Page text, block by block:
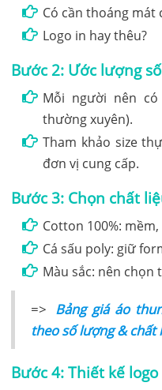
Có cần thoáng
Logo in hay thêu?
Bước 2: Ước lượng
Mỗi người nên
thường xuyên).
Tham khảo size
đơn vị cung cấp.
Bước 3: Chọn chất
Cotton 100%:
Cá sấu poly: giữ
Màu sắc: nên chọn
=> Bảng giá áo
theo số lượng & chất
Bước 4: Thiết kế